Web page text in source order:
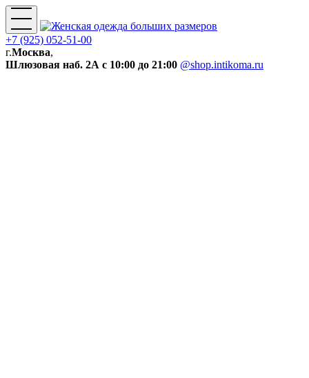
+7 (925) 052-51-00
г.Москва,
Шлюзовая наб. 2А с 10:00 до 21:00 @shop.intikoma.ru